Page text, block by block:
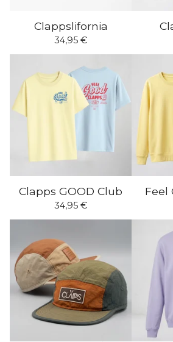
Clappslifornia
34,95 €
Clapps GOOD Club
34,95 €
Feel